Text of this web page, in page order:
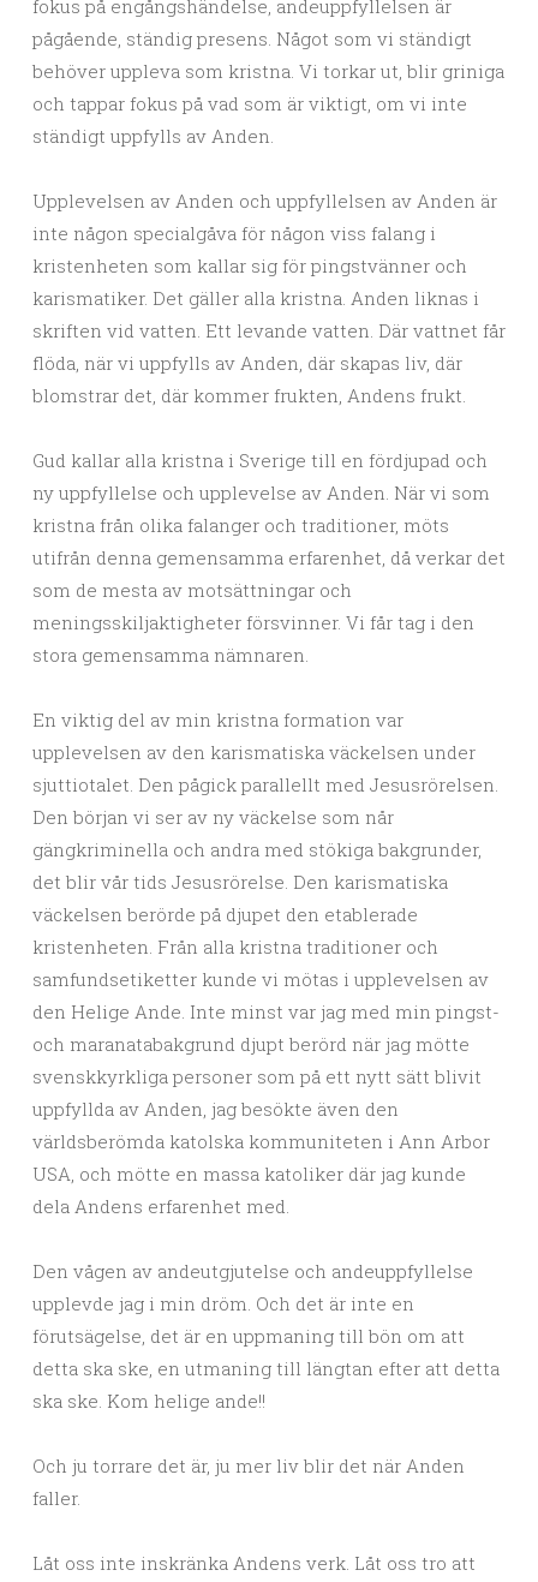
fokus på engångshändelse, andeuppfyllelsen är
pågående, ständig presens. Något som vi ständigt
behöver uppleva som kristna. Vi torkar ut, blir griniga
och tappar fokus på vad som är viktigt, om vi inte
ständigt uppfylls av Anden.
Upplevelsen av Anden och uppfyllelsen av Anden är
inte någon specialgåva för någon viss falang i
kristenheten som kallar sig för pingstvänner och
karismatiker. Det gäller alla kristna. Anden liknas i
skriften vid vatten. Ett levande vatten. Där vattnet får
flöda, när vi uppfylls av Anden, där skapas liv, där
blomstrar det, där kommer frukten, Andens frukt.
Gud kallar alla kristna i Sverige till en fördjupad och
ny uppfyllelse och upplevelse av Anden. När vi som
kristna från olika falanger och traditioner, möts
utifrån denna gemensamma erfarenhet, då verkar det
som de mesta av motsättningar och
meningsskiljaktigheter försvinner. Vi får tag i den
stora gemensamma nämnaren.
En viktig del av min kristna formation var
upplevelsen av den karismatiska väckelsen under
sjuttiotalet. Den pågick parallellt med Jesusrörelsen.
Den början vi ser av ny väckelse som når
gängkriminella och andra med stökiga bakgrunder,
det blir vår tids Jesusrörelse. Den karismatiska
väckelsen berörde på djupet den etablerade
kristenheten. Från alla kristna traditioner och
samfundsetiketter kunde vi mötas i upplevelsen av
den Helige Ande. Inte minst var jag med min pingst-
och maranatabakgrund djupt berörd när jag mötte
svenskkyrkliga personer som på ett nytt sätt blivit
uppfyllda av Anden, jag besökte även den
världsberömda katolska kommuniteten i Ann Arbor
USA, och mötte en massa katoliker där jag kunde
dela Andens erfarenhet med.
Den vågen av andeutgjutelse och andeuppfyllelse
upplevde jag i min dröm. Och det är inte en
förutsägelse, det är en uppmaning till bön om att
detta ska ske, en utmaning till längtan efter att detta
ska ske. Kom helige ande!!
Och ju torrare det är, ju mer liv blir det när Anden
faller.
Låt oss inte inskränka Andens verk. Låt oss tro att